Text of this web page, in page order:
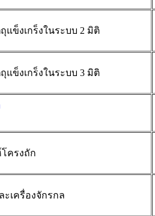
แข็งเกร็งในระบบ 2 มิติ
แข็งเกร็งในระบบ 3 มิติ
โครงถัก
ะเครื่องจักรกล